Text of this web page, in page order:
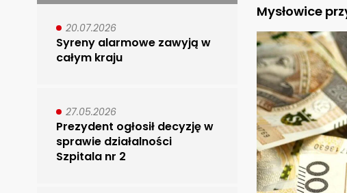
20.07.2026
Syreny alarmowe zawyją w
całym kraju
27.05.2026
Prezydent ogłosił decyzję w
sprawie działalności
Szpitala nr 2
Mysłowice